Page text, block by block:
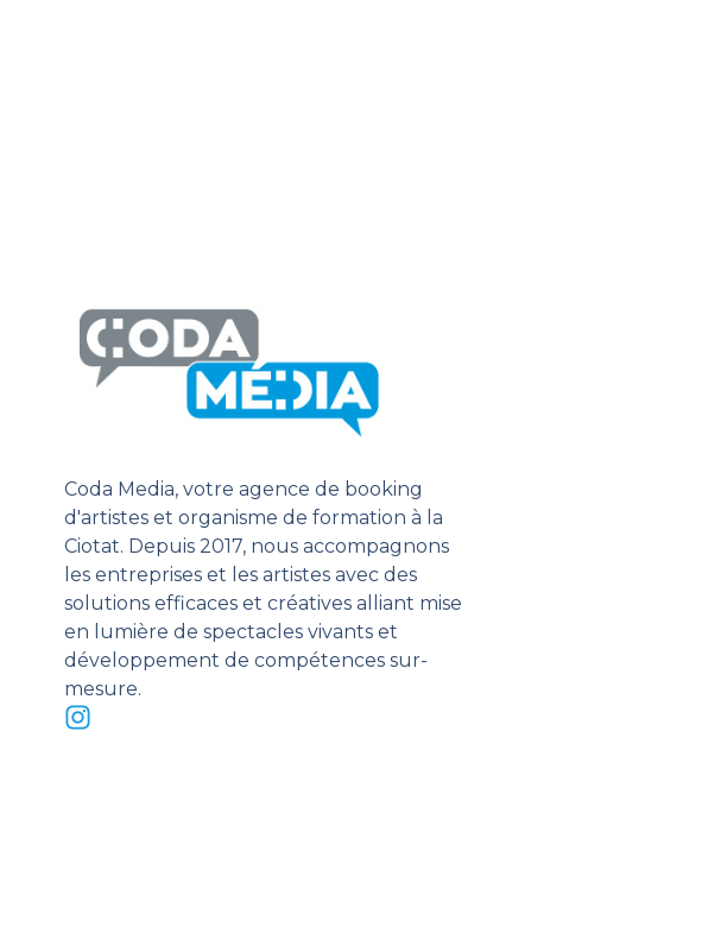
Coda Media, votre agence de booking
d'artistes et organisme de formation à la
Ciotat. Depuis 2017, nous accompagnons
les entreprises et les artistes avec des
solutions efficaces et créatives alliant mise
en lumière de spectacles vivants et
développement de compétences sur-
mesure.